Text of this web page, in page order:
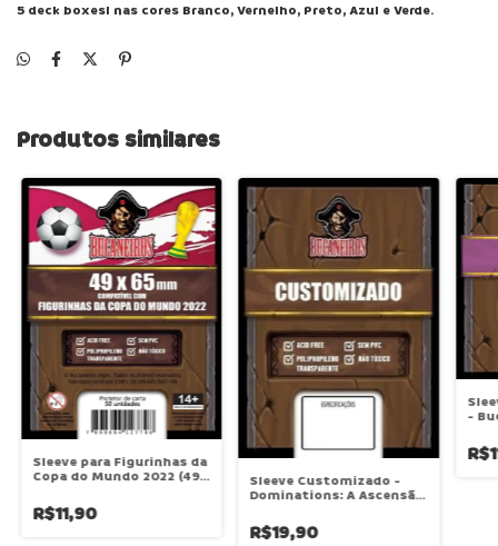
5 deck boxesl nas cores Branco, Vernelho, Preto, Azul e Verde.
Produtos similares
Sleeve para Figurinhas da
Copa do Mundo 2022 (49
R$11,90
Sleeve Customizado -
Dominations: A Ascensão
R$19,90
-